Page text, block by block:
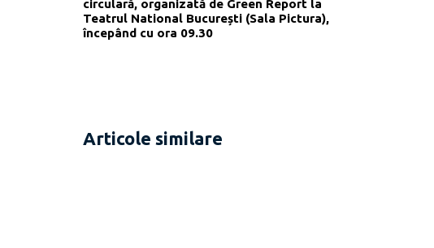
circulară, organizată de Green Report la
Teatrul National București (Sala Pictura),
începând cu ora 09.30
Articole similare